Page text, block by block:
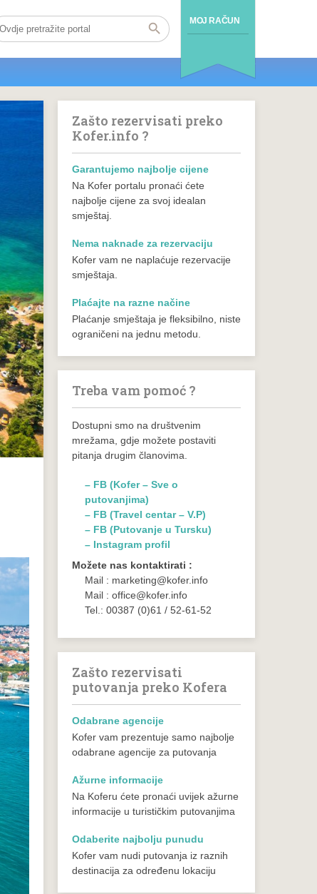
MOJ RAČUN
Zašto rezervisati preko
Kofer.info ?
Garantujemo najbolje cijene
Na Kofer portalu pronaći ćete
najbolje cijene za svoj idealan
smještaj.
Nema naknade za rezervaciju
Kofer vam ne naplaćuje rezervacije
smještaja.
Plaćajte na razne načine
Plaćanje smještaja je fleksibilno, niste
ograničeni na jednu metodu.
Treba vam pomoć ?
Dostupni smo na društvenim
mrežama, gdje možete postaviti
pitanja drugim članovima.
– FB (Kofer – Sve o
putovanjima)
– FB (Travel centar – V.P)
– FB (Putovanje u Tursku)
– Instagram profil
Možete nas kontaktirati :
Mail : marketing@kofer.info
Mail : office@kofer.info
Tel.: 00387 (0)61 / 52-61-52
Zašto rezervisati
putovanja preko Kofera
Odabrane agencije
Kofer vam prezentuje samo najbolje
odabrane agencije za putovanja
Ažurne informacije
Na Koferu ćete pronaći uvijek ažurne
informacije u turističkim putovanjima
Odaberite najbolju punudu
Kofer vam nudi putovanja iz raznih
destinacija za određenu lokaciju